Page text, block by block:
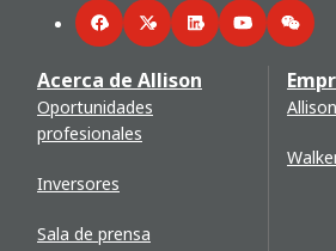
FacebookTwitterLinkedInYouTube
Acerca de Allison
Oportunidades
profesionales
Inversores
Sala de prensa